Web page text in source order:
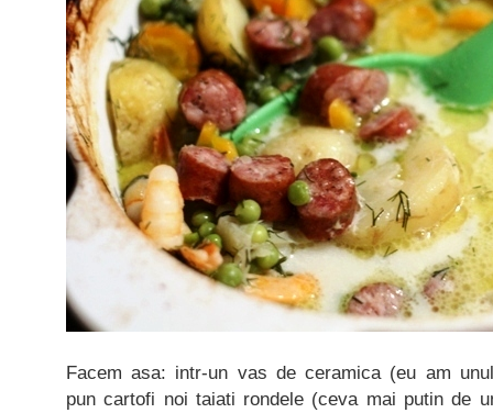
Facem asa: intr-un vas de ceramica (eu am
pun cartofi noi taiati rondele (ceva mai putin de